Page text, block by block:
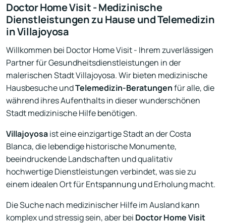
Doctor Home Visit - Medizinische
Dienstleistungen zu Hause und Telemedizin
in Villajoyosa
Willkommen bei Doctor Home Visit - Ihrem zuverlässigen
Partner für Gesundheitsdienstleistungen in der
malerischen Stadt Villajoyosa. Wir bieten medizinische
Hausbesuche undTelemedizin-Beratungenfür alle, die
während ihres Aufenthalts in dieser wunderschönen
Stadt medizinische Hilfe benötigen.
Villajoyosaist eine einzigartige Stadt an der Costa
Blanca, die lebendige historische Monumente,
beeindruckende Landschaften und qualitativ
hochwertige Dienstleistungen verbindet, was sie zu
einem idealen Ort für Entspannung und Erholung macht.
Die Suche nach medizinischer Hilfe im Ausland kann
komplex und stressig sein, aber bei Doctor Home Visit